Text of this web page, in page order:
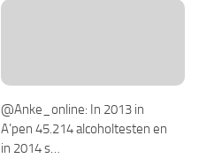
@Anke_online: In 2013 in
A’pen 45.214 alcoholtesten en
in 2014 s…